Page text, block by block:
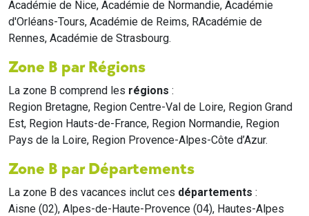
Académie de Nice, Académie de Normandie, Académie
d'Orléans-Tours, Académie de Reims, RAcadémie de
Rennes, Académie de Strasbourg.
Zone B par Régions
La zone B comprend les régions :
Region Bretagne, Region Centre-Val de Loire, Region Grand
Est, Region Hauts-de-France, Region Normandie, Region
Pays de la Loire, Region Provence-Alpes-Côte d’Azur.
Zone B par Départements
La zone B des vacances inclut ces départements :
Aisne (02), Alpes-de-Haute-Provence (04), Hautes-Alpes